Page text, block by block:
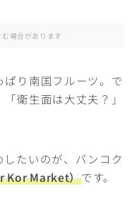
場合があります
り南国フルーツ。で
衛生面は大丈夫？」
たいのが、バンコク
Kor Market）です。